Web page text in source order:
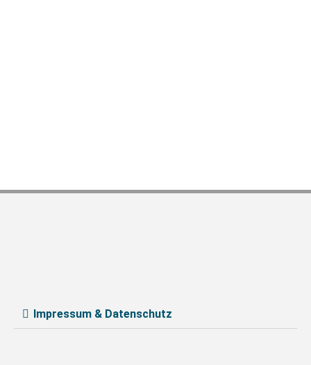
Impressum & Datenschutz